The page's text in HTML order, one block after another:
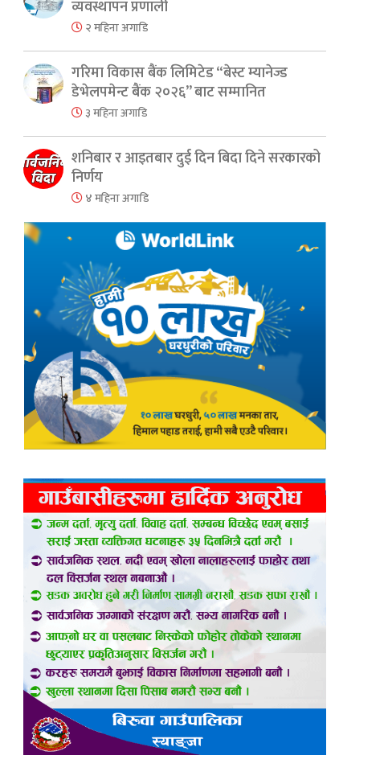
व्यवस्थापन प्रणाली
२ महिना अगाडि
गरिमा विकास बैंक लिमिटेड “बेस्ट म्यानेज्ड
डेभेलपमेन्ट बैंक २०२६” बाट सम्मानित
३ महिना अगाडि
शनिबार र आइतबार दुई दिन बिदा दिने सरकारको
निर्णय
४ महिना अगाडि